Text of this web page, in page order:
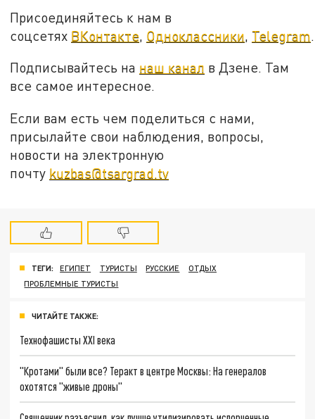
Присоединяйтесь к нам в
соцсетях ВКонтакте, Одноклассники, Telegram.
Подписывайтесь на наш канал в Дзене. Там
все самое интересное.
Если вам есть чем поделиться с нами,
присылайте свои наблюдения, вопросы,
новости на электронную
почту kuzbas@tsargrad.tv
ТЕГИ: ЕГИПЕТ ТУРИСТЫ РУССКИЕ
ОТДЫХ
ПРОБЛЕМНЫЕ ТУРИСТЫ
ЧИТАЙТЕ ТАКЖЕ:
Технофашисты XXI века
"Кротами" были все? Теракт в центре Москвы: На генералов
охотятся "живые дроны"